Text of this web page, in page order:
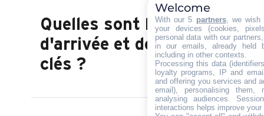
Quelles sont les heures
d'arrivée et de remise de
clés ?
Welcome
With our 5 partners, we wish
your devices (cookies,
personal data with our
in our emails, already held
including in other contexts.
Processing this data
loyalty programs, IP and
and offering you services and
email), personalising them,
analysing audiences.
interactions helps improve your